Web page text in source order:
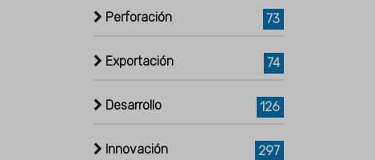
Perforación 73
Exportación 74
Desarrollo 126
Innovación 297